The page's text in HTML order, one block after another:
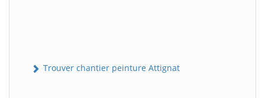
Trouver chantier peinture Attignat